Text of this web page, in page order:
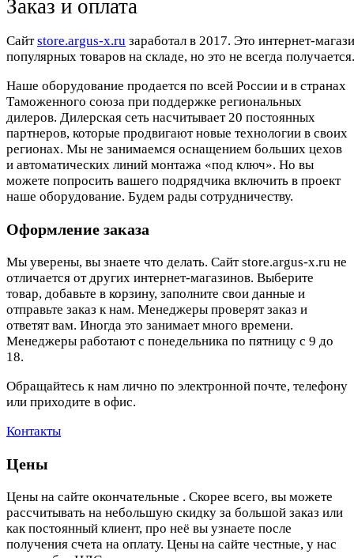
Заказ и оплата
Cайтstore.argus-x.ru заработал в 2017. Это интернет-
популярных товаров на складе, но это не всегда
Наше оборудование продается по всей России и в странах
Таможенного союза при поддержке региональных
дилеров. Дилерская сеть насчитывает 20 постоянных
партнеров, которые продвигают новые технологии в своих
регионах. Мы не занимаемся оснащением больших цехов
и автоматических линий монтажа «под ключ». Но вы
можете попросить вашего подрядчика включить в проект
наше оборудование. Будем рады сотрудничеству.
Оформление заказа
Мы уверены, вы знаете что делать. Сайт store.argus-x.ru не
отличается от других интернет-магазинов. Выберите
товар, добавьте в корзину, заполните свои данные и
отправьте заказ к нам. Менеджеры проверят заказ и
ответят вам. Иногда это занимает много времени.
Менеджеры работают с понедельника по пятницу с 9 до
18.
Обращайтесь к нам лично по электронной почте, телефону
или приходите в офис.
Контакты
Цены
Цены на сайте окончательные . Скорее всего, вы можете
рассчитывать на небольшую скидку за большой заказ или
как постоянный клиент, про неё вы узнаете после
получения счета на оплату. Цены на сайте честные, у нас